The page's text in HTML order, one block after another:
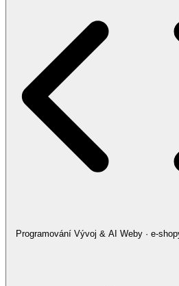
Programování Vývoj & AI Weby · e-